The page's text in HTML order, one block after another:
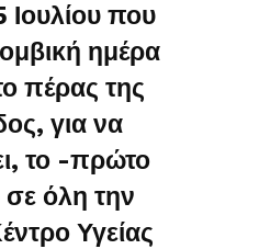
Ιουλίου που
ημέρα
πέρας της
για να
το -πρώτο
όλη την
Υγείας